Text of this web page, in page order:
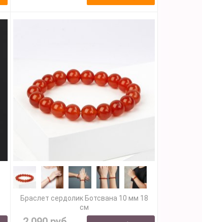
Браслет сердолик Ботсвана 10 мм 18
см